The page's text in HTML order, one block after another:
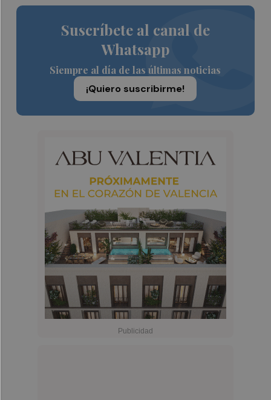
Suscríbete al canal de
Whatsapp
Siempre al día de las últimas noticias
¡Quiero suscribirme!